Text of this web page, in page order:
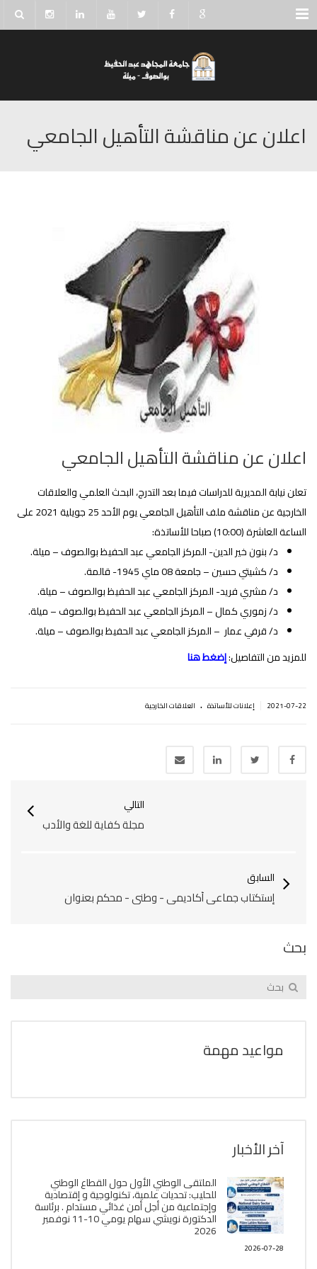
Menu
اعلان عن مناقشة التأهيل الجامعي
اعلان عن مناقشة التأهيل الجامعي
تعلن نيابة المديرية للدراسات فيما بعد التدرج، البحث العلمي والعلاقات
الخارجية عن مناقشة ملف التأهيل الجامعي يوم الأحد 25 جويلية 2021 على
الساعة العاشرة (10:00) صباحا للأساتذة:
د/ بنون خير الدين- المركز الجامعي عبد الحفيظ بوالصوف – ميلة.
د/ كشيتي حسين – جامعة 08 ماي 1945- قالمة.
د/ مشري فريد- المركز الجامعي عبد الحفيظ بوالصوف – ميلة.
د/ زموري كمال – المركز الجامعي عبد الحفيظ بوالصوف – ميلة.
د/ قرفي عمار – المركز الجامعي عبد الحفيظ بوالصوف – ميلة.
للمزيد من التفاصيل:إضغط هنا
2021-07-22 إعلانات للأساتذة . العلاقات الخارجية
التالي
مجلة كفاية للغة والأدب
السابق
إستكتاب جماعي أكاديمي - وطني - محكم بعنوان
بحث
مواعيد مهمة
آخر الأخبار
الملتقى الوطني الأول حول القطاع الوطني
للحليب: تحديات علمية، تكنولوجية و إقتصادية
وإجتماعية من أجل أمن غذائي مستدام . برئاسة
الدكتورة نويشي سهام يومي 10-11 نوفمبر
2026
2026-07-28